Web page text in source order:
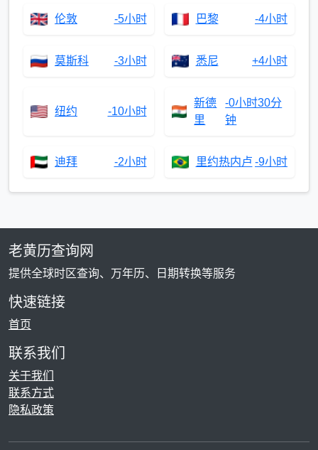
伦敦 -5小时 巴黎 -4小时
莫斯科 -3小时 悉尼 +4小时
纽约 -10小时
新德
里
-0小时30分
钟
迪拜 -2小时 里约热内卢 -9小时
老黄历查询网
提供全球时区查询、万年历、日期转换等服务
快速链接
首页
联系我们
关于我们
联系方式
隐私政策